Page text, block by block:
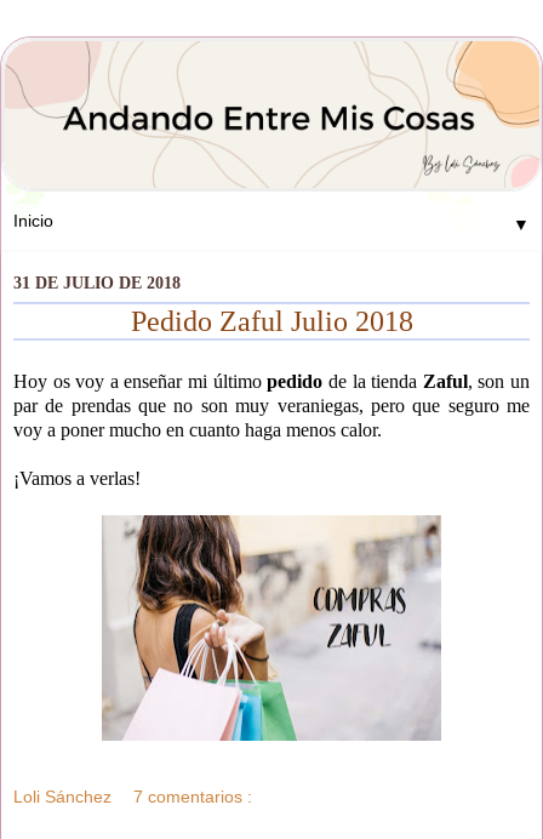
▼
31 DE JULIO DE 2018
Pedido Zaful Julio 2018
Hoy os voy a enseñar mi últimopedido de la tienda Zaful, son un
par de prendas que no son muy veraniegas, pero que seguro me
voy a poner mucho en cuanto haga menos calor.
¡Vamos a verlas!
Loli Sánchez 7 comentarios :